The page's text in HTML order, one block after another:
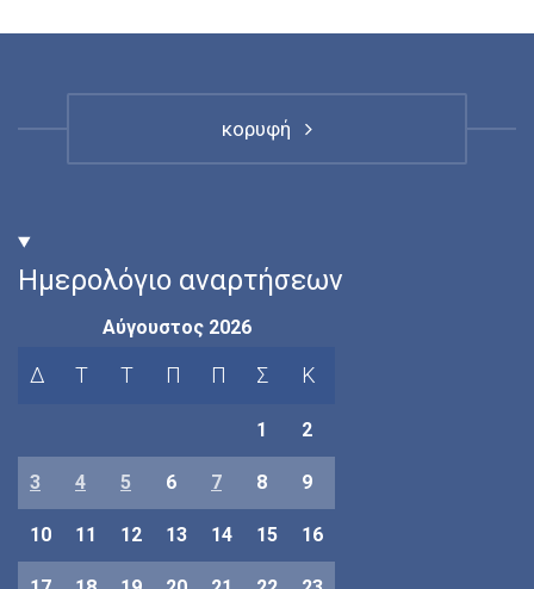
κορυφή
Ημερολόγιο αναρτήσεων
Αύγουστος 2026
Δ Τ Τ Π Π Σ Κ
1 2
3 4 5 6 7 8 9
10 11 12 13 14 15 16